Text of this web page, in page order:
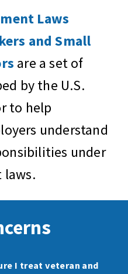
Laws
and Small
are a set of
by the U.S.
to help
understand
under
laws.
I treat veteran and